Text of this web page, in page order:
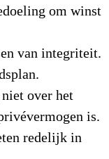
om winst
van integriteit.
over het
is.
redelijk in